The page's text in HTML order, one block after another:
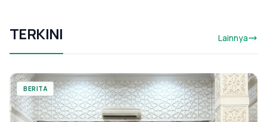
TERKINI Lainnya
BERITA